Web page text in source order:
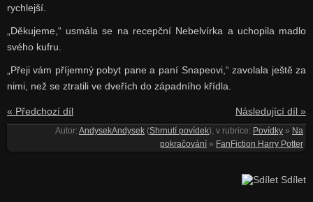
rychlejší.
„Děkujeme,“ usmála se na recepční Nebelvírka a uchopila madlo
svého kufru.
„Přeji vám příjemný pobyt pane a paní Snapeovi,“ zavolala ještě za
nimi, než se ztratili ve dveřích do západního křídla.
« Předchozí díl Následující díl »
Autor:AndysekAndysek (Shrnutí povídek), v rubrice: Povídky » Na
pokračování » FanFiction Harry Potter
Sdílet